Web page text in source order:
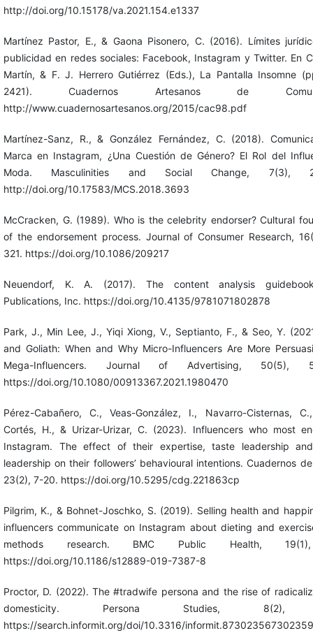
http://doi.org/10.15178/va.2021.154.e1337
Martínez Pastor, E., & Gaona Pisonero, C. (2016). Límites
publicidad en redes sociales: Facebook, Instagram y Twitter. En
Martín, & F. J. Herrero Gutiérrez (Eds.), La Pantalla Insomne
2421). Cuadernos Artesanos de
http://www.cuadernosartesanos.org/2015/cac98.pdf
Martínez-Sanz, R., & González Fernández, C. (2018).
Marca en Instagram, ¿Una Cuestión de Género? El Rol del
Moda. Masculinities and Social Change, 7(3),
http://doi.org/10.17583/MCS.2018.3693
McCracken, G. (1989). Who is the celebrity endorser? Cultural
of the endorsement process. Journal of Consumer Research,
321. https://doi.org/10.1086/209217
Neuendorf, K. A. (2017). The content analysis
Publications, Inc. https://doi.org/10.4135/9781071802878
Park, J., Min Lee, J., Yiqi Xiong, V., Septianto, F., & Seo, Y.
and Goliath: When and Why Micro-Influencers Are More
Mega-Influencers. Journal of Advertising, 50(5),
https://doi.org/10.1080/00913367.2021.1980470
Pérez-Cabañero, C., Veas-González, I., Navarro-Cisternas,
Cortés, H., & Urizar-Urizar, C. (2023). Influencers who most
Instagram. The effect of their expertise, taste leadership
leadership on their followers’ behavioural intentions. Cuadernos
23(2), 7-20. https://doi.org/10.5295/cdg.221863cp
Pilgrim, K., & Bohnet-Joschko, S. (2019). Selling health and
influencers communicate on Instagram about dieting and
methods research. BMC Public Health,
https://doi.org/10.1186/s12889-019-7387-8
Proctor, D. (2022). The #tradwife persona and the rise of
domesticity. Persona Studies, 8(2),
https://search.informit.org/doi/10.3316/informit.873023567302359